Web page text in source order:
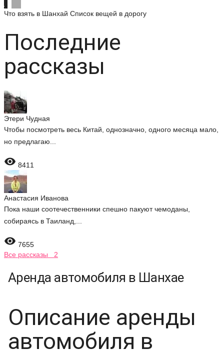
Что взять в Шанхай Список вещей в дорогу
Последние
рассказы
Этери Чудная
Чтобы посмотреть весь Китай, однозначно, одного месяца мало,
но предлагаю...
 8411
Анастасия Иванова
Пока наши соотечественники спешно пакуют чемоданы,
собираясь в Таиланд,...
 7655
Все рассказы 2
Аренда автомобиля в Шанхае
Описание аренды
автомобиля в